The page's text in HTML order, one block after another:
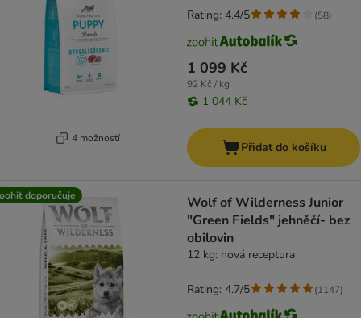
4 možností
1 099 Kč
92 Kč / kg
1 044 Kč
Rating: 4.4/5 (58)
Přidat do košíku
doporučuje
Wolf of Wilderness Junior
"Green Fields" jehněčí- bez
obilovin
12 kg: nová receptura
Rating: 4.7/5 (1147)